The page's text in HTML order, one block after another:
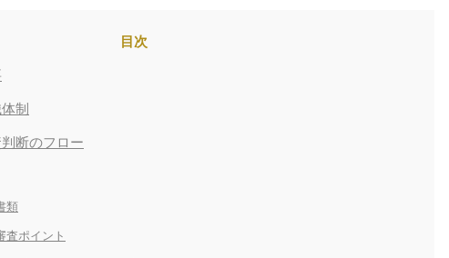
目次
制
断のフロー
類
査ポイント